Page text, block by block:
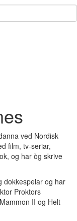
ved Nordisk
film, tv-seriar,
og har òg skrive
dokkespelar og har
Proktors
II og Helt